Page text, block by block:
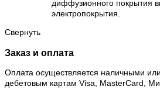
диффузионного покрытия
электропокрытия.
Свернуть
Заказ и оплата
Оплата осуществляется наличными
дебетовым картам Visa, MasterCard,